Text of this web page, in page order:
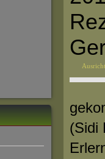
(Sidi